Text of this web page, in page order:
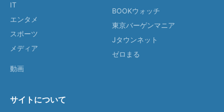
IT
エンタメ
スポーツ
メディア
動画
BOOKウォッチ
東京バーゲンマニア
Jタウンネット
ゼロまる
サイトについて